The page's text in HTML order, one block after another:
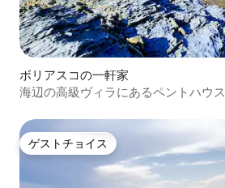
ボリアスコの一軒家
海辺の高級ヴィラにあるペントハウ
ゲストチョイス
ゲストチョイス